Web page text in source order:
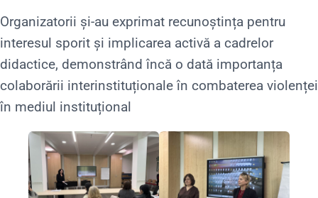
Organizatorii și-au exprimat recunoștința pentru
interesul sporit și implicarea activă a cadrelor
didactice, demonstrând încă o dată importanța
colaborării interinstituționale în combaterea violenței
în mediul instituțional